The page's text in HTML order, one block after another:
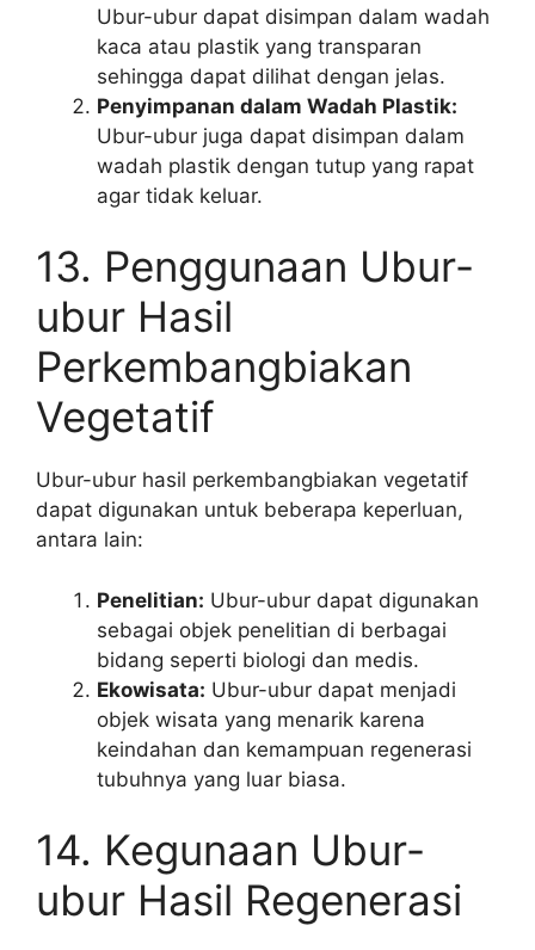
Ubur-ubur dapat disimpan dalam wadah
kaca atau plastik yang transparan
sehingga dapat dilihat dengan jelas.
Penyimpanan dalam Wadah Plastik:
Ubur-ubur juga dapat disimpan dalam
wadah plastik dengan tutup yang rapat
agar tidak keluar.
13. Penggunaan Ubur-
ubur Hasil
Perkembangbiakan
Vegetatif
Ubur-ubur hasil perkembangbiakan vegetatif
dapat digunakan untuk beberapa keperluan,
antara lain:
Penelitian: Ubur-ubur dapat digunakan
sebagai objek penelitian di berbagai
bidang seperti biologi dan medis.
Ekowisata: Ubur-ubur dapat menjadi
objek wisata yang menarik karena
keindahan dan kemampuan regenerasi
tubuhnya yang luar biasa.
14. Kegunaan Ubur-
ubur Hasil Regenerasi